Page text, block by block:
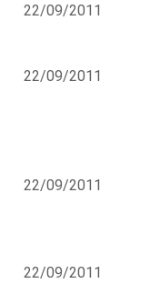
22/09/2011
22/09/2011
22/09/2011
22/09/2011